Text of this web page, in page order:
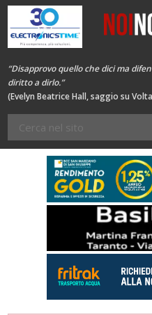
“Disapprovo quello che dici ma
diritto a dirlo.”
(Evelyn Beatrice Hall, saggio su